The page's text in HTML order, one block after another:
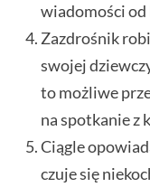
wiadomości od
Zazdrośnik
swojej
to możliwe
na spotkanie z
Ciągle
czuje się